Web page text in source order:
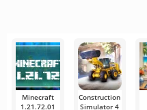
Minecraft
1.21.72.01
Construction
Simulator 4